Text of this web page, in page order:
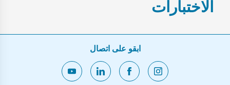
الاختبارات
ابقو على اتصال